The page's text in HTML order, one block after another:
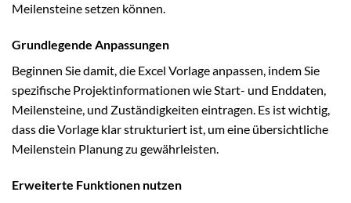
Meilensteine setzen können.
Grundlegende Anpassungen
Beginnen Sie damit, die Excel Vorlage anpassen, indem Sie
spezifische Projektinformationen wie Start- und Enddaten,
Meilensteine, und Zuständigkeiten eintragen. Es ist wichtig,
dass die Vorlage klar strukturiert ist, um eine übersichtliche
Meilenstein Planung zu gewährleisten.
Erweiterte Funktionen nutzen